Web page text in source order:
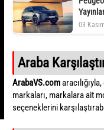
03
Araba
ArabaVS.com
markaları, markalara ait
seçeneklerini